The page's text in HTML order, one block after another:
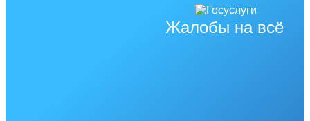
Жалобы на всё